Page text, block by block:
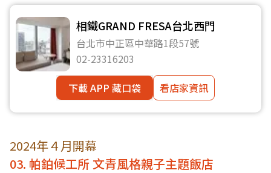
相鐵GRAND FRESA台北西門
台北市中正區中華路1段57號
02-23316203
下載 APP 藏口袋
看店家資訊
2024年４月開幕
03. 帕鉑候工所 文青風格親子主題飯店